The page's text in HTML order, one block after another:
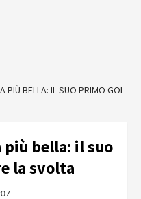
PIÙ BELLA: IL SUO PRIMO GOL
più bella: il suo
la svolta